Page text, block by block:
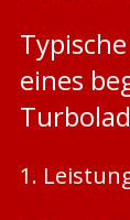
eines
1.